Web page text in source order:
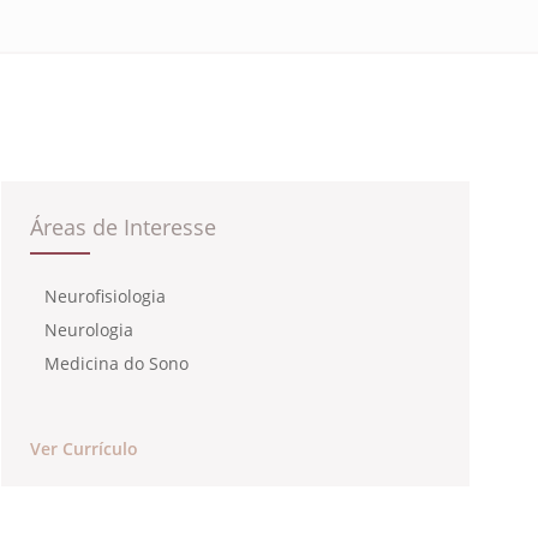
Áreas de Interesse
Neurofisiologia
Neurologia
Medicina do Sono
Ver Currículo